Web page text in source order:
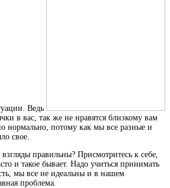
Ведь
в вас, так же не нравятся близкому вам
нормально, потому как мы все разные и
свое.
правильны? Присмотритесь к себе,
и такое бывает. Надо учиться принимать
мы все не идеальны и в нашем
проблема.